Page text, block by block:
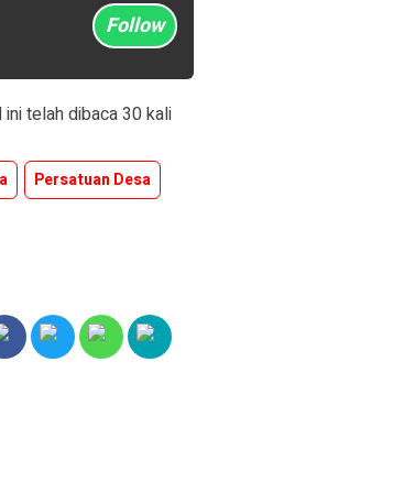
Follow
telah dibaca 30 kali
Persatuan Desa